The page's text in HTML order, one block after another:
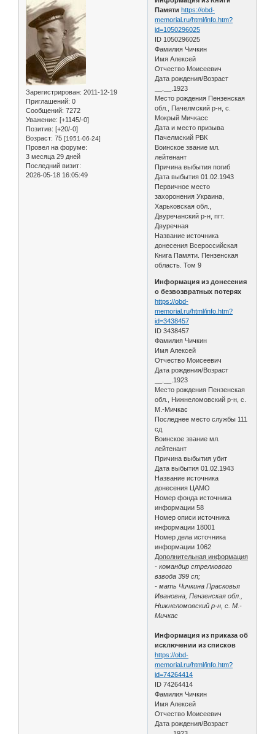
Зарегистрирован: 2011-12-19
Приглашений: 0
Сообщений: 7272
Уважение: [+1145/-0]
Позитив: [+20/-0]
Возраст: 75 [1951-06-24]
Провел на форуме:
3 месяца 29 дней
Последний визит:
2026-05-18 16:05:49
Памяти https://obd-
memorial.ru/html/info.htm?
id=1050296025
ID 1050296025
Фамилия Чичкин
Имя Алексей
Отчество Моисеевич
Дата рождения/Возраст
__.__.1923
Место рождения Пензенская
обл., Пачелмский р-н, с.
Мокрый Мичкасс
Дата и место призыва
Пачелмский РВК
Воинское звание мл.
лейтенант
Причина выбытия погиб
Дата выбытия 01.02.1943
Первичное место
захоронения Украина,
Харьковская обл.,
Двуречанский р-н, пгт.
Двуречная
Название источника
донесения Всероссийская
Книга Памяти. Пензенская
область. Том 9
Информация из донесения
о безвозвратных потерях
https://obd-
memorial.ru/html/info.htm?
id=3438457
ID 3438457
Фамилия Чичкин
Имя Алексей
Отчество Моисеевич
Дата рождения/Возраст
__.__.1923
Место рождения Пензенская
обл., Нижнеломовский р-н, с.
М.-Мичкас
Последнее место службы 111
сд
Воинское звание мл.
лейтенант
Причина выбытия убит
Дата выбытия 01.02.1943
Название источника
донесения ЦАМО
Номер фонда источника
информации 58
Номер описи источника
информации 18001
Номер дела источника
информации 1062
Дополнительная информация
- командир стрелкового
взвода 399 сп;
- мать Чичкина Прасковья
Ивановна, Пензенская обл.,
Нижнеломовский р-н, с. М.-
Мичкас
Информация из приказа об
исключении из списков
https://obd-
memorial.ru/html/info.htm?
id=74264414
ID 74264414
Фамилия Чичкин
Имя Алексей
Отчество Моисеевич
Дата рождения/Возраст